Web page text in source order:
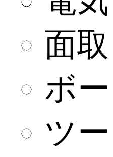
面
ボ
ツ